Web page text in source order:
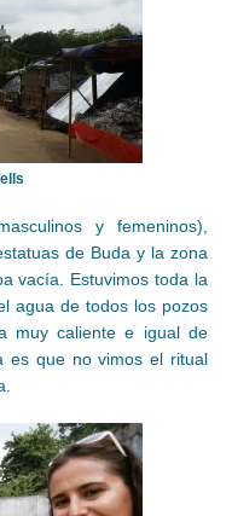
y femeninos),
de Buda y la zona
vacía. Estuvimos toda la
agua de todos los pozos
muy caliente e igual de
es que no vimos el ritual